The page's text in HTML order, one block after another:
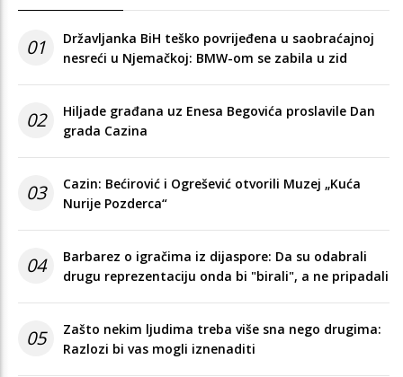
01
Državljanka BiH teško povrijeđena u saobraćajnoj
nesreći u Njemačkoj: BMW-om se zabila u zid
02
Hiljade građana uz Enesa Begovića proslavile Dan
grada Cazina
03
Cazin: Bećirović i Ogrešević otvorili Muzej „Kuća
Nurije Pozderca“
04
Barbarez o igračima iz dijaspore: Da su odabrali
drugu reprezentaciju onda bi "birali", a ne pripadali
05
Zašto nekim ljudima treba više sna nego drugima:
Razlozi bi vas mogli iznenaditi